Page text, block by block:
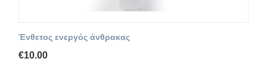
Ένθετος ενεργός άνθρακας
€10.00